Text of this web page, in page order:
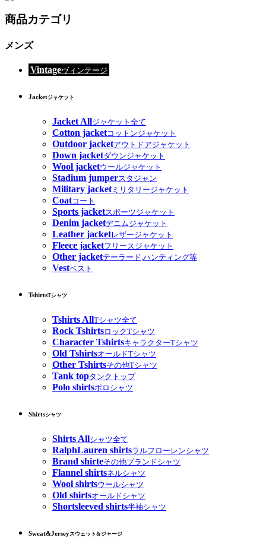
商品カテゴリ
メンズ
Vintageヴィンテージ
Jacketジャケット
Jacket Allジャケット全て
Cotton jacketコットンジャケット
Outdoor jacketアウトドアジャケット
Down jacketダウンジャケット
Wool jacketウールジャケット
Stadium jumperスタジャン
Military jacketミリタリージャケット
Coatコート
Sports jacketスポーツジャケット
Denim jacketデニムジャケット
Leather jacketレザージャケット
Fleece jacketフリースジャケット
Other jacketテーラード,ハンティング等
Vestベスト
TshirtsTシャツ
Tshirts AllTシャツ全て
Rock TshirtsロックTシャツ
Character TshirtsキャラクターTシャツ
Old TshirtsオールドTシャツ
Other Tshirtsその他Tシャツ
Tank topタンクトップ
Polo shirtsポロシャツ
Shirtsシャツ
Shirts Allシャツ全て
RalphLauren shirtsラルフローレンシャツ
Brand shirteその他ブランドシャツ
Flannel shirtsネルシャツ
Wool shirtsウールシャツ
Old shirtsオールドシャツ
Shortsleeved shirts半袖シャツ
Sweat&Jerseyスウェット&ジャージ